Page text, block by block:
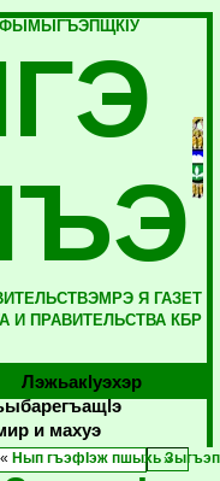
Я ГАЗЕТ
И ПРАВИТЕЛЬСТВА КБР
Лэжьакlуэхэр
и махуэ
« Нып гъэфIэж пшыхь